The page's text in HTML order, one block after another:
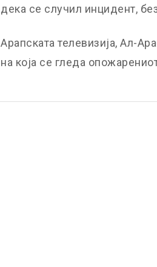
дека се случил инцидент,
Арапската телевизија, Ал-
на која се гледа